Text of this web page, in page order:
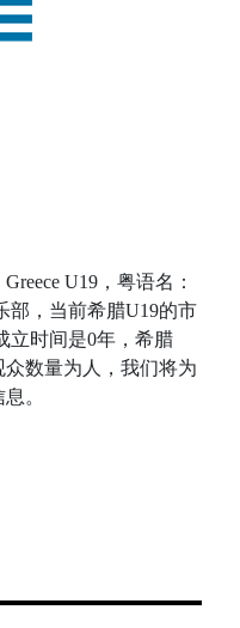
U19，粤语名：
部，当前希腊U19的市
立时间是0年，希腊
数量为人，我们将为
。